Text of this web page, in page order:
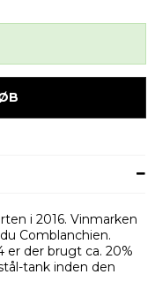
i 2016. Vinmarken
Comblanchien.
er der brugt ca. 20%
tank inden den